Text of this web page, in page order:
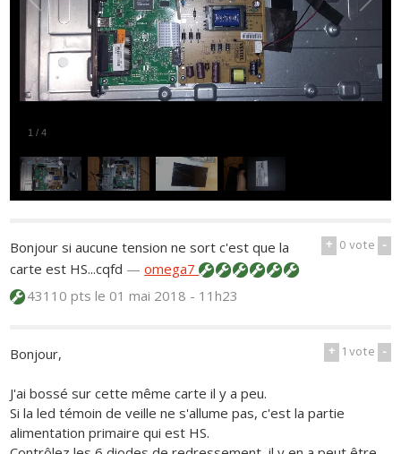
1 /4
+ 0vote -
Bonjour si aucune tension ne sort c'est que la
carte est HS...cqfd —omega7
43110 ptsle 01 mai 2018 - 11h23
+ 1vote -
Bonjour,
J'ai bossé sur cette même carte il y a peu.
Si la led témoin de veille ne s'allume pas, c'est la partie
alimentation primaire qui est HS.